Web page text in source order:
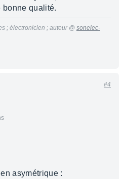
bonne qualité.
; électronicien ; auteur @ sonelec-
#4
asymétrique :